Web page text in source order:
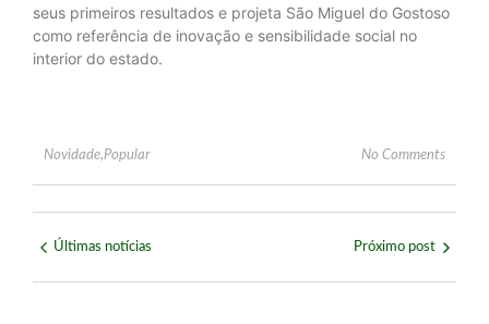
seus primeiros resultados e projeta São Miguel do Gostoso
como referência de inovação e sensibilidade social no
interior do estado.
Novidade,Popular No Comments
Últimas notícias Próximo post